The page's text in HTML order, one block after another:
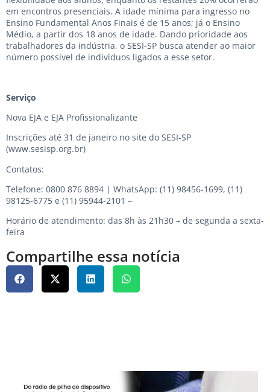
em encontros presenciais. A idade mínima para ingresso no
Ensino Fundamental Anos Finais é de 15 anos; já o Ensino
Médio, a partir dos 18 anos de idade. Dando prioridade aos
trabalhadores da indústria, o SESI-SP busca atender ao maior
número possível de indivíduos ligados a esse setor.
Serviço
Nova EJA e EJA Profissionalizante
Inscrições até 31 de janeiro no site do SESI-SP
(www.sesisp.org.br)
Contatos:
Telefone: 0800 876 8894 | WhatsApp: (11) 98456-1699, (11)
98125-6775 e (11) 95944-2101 –
Horário de atendimento: das 8h às 21h30 – de segunda a sexta-
feira
Compartilhe essa notícia